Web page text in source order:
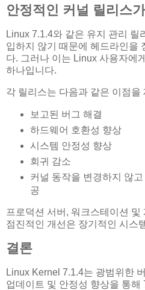
안정적인 커널 릴리스
Linux 7.1.4와 같은 유지 관리 릴
입하지 않기 때문에 헤드라인을
다. 그러나 이는 Linux 사용자에
하나입니다.
각 릴리스는 다음과 같은 이점을
보고된 버그 해결
하드웨어 호환성 향상
시스템 안정성 향상
회귀 감소
커널 동작을 변경하지 않
공
프로덕션 서버, 워크스테이션
점진적인 개선은 장기적인 시스
결론
Linux Kernel 7.1.4는 광범위한
업데이트 및 안정성 향상을 통